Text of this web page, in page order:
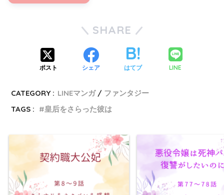
SHARE
ポスト シェア はてブ LINE
CATEGORY : LINEマンガ
ファンタジー
TAGS :
皇后をさらった彼は